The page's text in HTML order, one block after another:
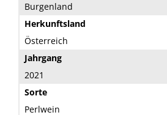
Burgenland
Herkunftsland
Österreich
Jahrgang
2021
Sorte
Perlwein